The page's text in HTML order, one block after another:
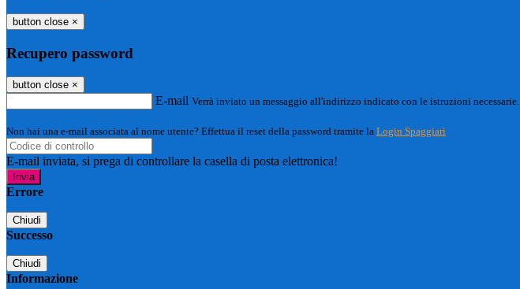
button close ×
Recupero password
button close ×
E-mail Verrà inviato un messaggio all'indirizzo indicato con le istruzioni necessarie.
Non hai una e-mail associata al nome utente? Effettua il reset della password tramite la Login Spaggiari
E-mail inviata, si prega di controllare la casella di posta elettronica!
Errore
Chiudi
Successo
Chiudi
Informazione